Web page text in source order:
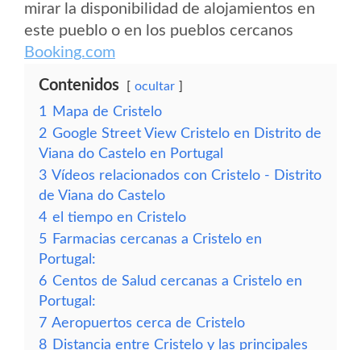
mirar la disponibilidad de alojamientos en
este pueblo o en los pueblos cercanos
Booking.com
Contenidos ocultar
1
Mapa de Cristelo
2 Google Street View Cristelo en Distrito de
Viana do Castelo en Portugal
3 Vídeos relacionados con Cristelo - Distrito
de Viana do Castelo
4 el tiempo en Cristelo
5 Farmacias cercanas a Cristelo en
Portugal:
6 Centos de Salud cercanas a Cristelo en
Portugal:
7 Aeropuertos cerca de Cristelo
8 Distancia entre Cristelo y las principales